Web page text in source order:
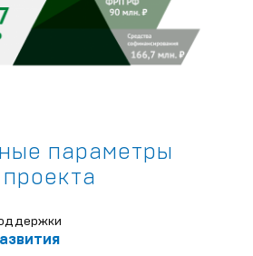
параметры
проекта